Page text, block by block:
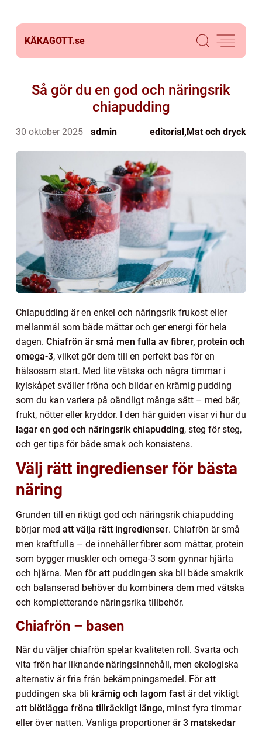
KÄKAGOTT.se
Så gör du en god och näringsrik
chiapudding
30 oktober 2025 admin editorial,Mat och dryck
Chiapudding är en enkel och näringsrik frukost eller
mellanmål som både mättar och ger energi för hela
dagen. Chiafrön är små men fulla av fibrer, protein och
omega-3, vilket gör dem till en perfekt bas för en
hälsosam start. Med lite vätska och några timmar i
kylskåpet sväller fröna och bildar en krämig pudding
som du kan variera på oändligt många sätt – med bär,
frukt, nötter eller kryddor. I den här guiden visar vi hur du
lagar en god och näringsrik chiapudding, steg för steg,
och ger tips för både smak och konsistens.
Välj rätt ingredienser för bästa
näring
Grunden till en riktigt god och näringsrik chiapudding
börjar med att välja rätt ingredienser. Chiafrön är små
men kraftfulla – de innehåller fibrer som mättar, protein
som bygger muskler och omega-3 som gynnar hjärta
och hjärna. Men för att puddingen ska bli både smakrik
och balanserad behöver du kombinera dem med vätska
och kompletterande näringsrika tillbehör.
Chiafrön – basen
När du väljer chiafrön spelar kvaliteten roll. Svarta och
vita frön har liknande näringsinnehåll, men ekologiska
alternativ är fria från bekämpningsmedel. För att
puddingen ska bli krämig och lagom fast är det viktigt
att blötlägga fröna tillräckligt länge, minst fyra timmar
eller över natten. Vanliga proportioner är3 matskedar